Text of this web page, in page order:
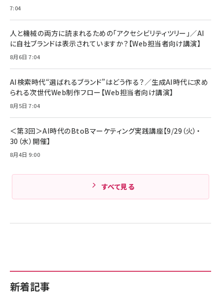
組織の成果を最大化する ルールのデザイン
￥1,980
Amazonランキングをもっと見る
全ワイヤレスイヤホン/アクティブノイズキャンセリ
技術基準適合】ブラック
￥5,990
ケーブル Anker絡まないケーブル 240W 結束バン
ド付き USB PD対応 シリコン素材採用 iPhone
17 / 16 / 15 / Galaxy iPad Pro MacBook
Pro/Air 各種対応 (1.8m ミッドナイトブラック)
￥1,890
サッポロ 生ビール 黒ラベル 350ml 缶 24本 ビー
ル ケース買い【6/30応募〆切! 黒ラベルビヤセラー
￥4,857
新着記事
7:04
人と機械の両方に読まれるための「アクセシビリティツリー」／AI
に自社ブランドは表示されていますか？【Web担当者向け講演】
8月6日 7:04
AI検索時代“選ばれるブランド”はどう作る？／生成AI時代に求め
られる次世代Web制作フロー【Web担当者向け講演】
8月5日 7:04
＜第3回＞AI時代のBtoBマーケティング実践講座【9/29（火）・
30（水）開催】
8月4日 9:00
すべて見る